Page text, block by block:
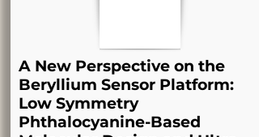
A New Perspective on the
Beryllium Sensor Platform:
Low Symmetry
Phthalocyanine-Based